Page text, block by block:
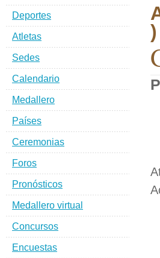
)
Deportes
Atletas
Sedes
Calendario
Medallero
Países
Ceremonias
Foros
Pronósticos
Medallero virtual
Concursos
Encuestas